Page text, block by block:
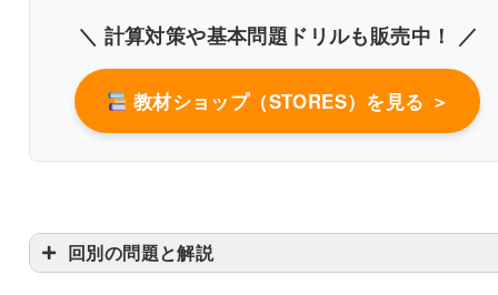
＼ 計算対策や基本問題ドリルも販売中！ ／
教材ショップ（STORES）を見る ＞
回別の問題と解説